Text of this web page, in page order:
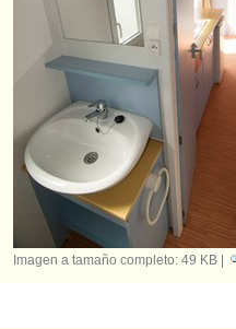
Imagen a tamaño completo: 49 KB